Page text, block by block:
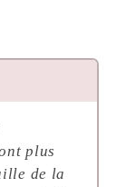
plus
de la